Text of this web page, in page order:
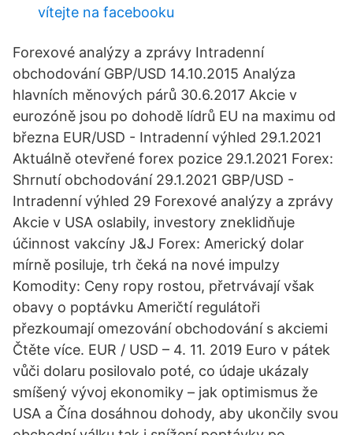
vítejte na facebooku
Forexové analýzy a zprávy Intradenní
obchodování GBP/USD 14.10.2015 Analýza
hlavních měnových párů 30.6.2017 Akcie v
eurozóně jsou po dohodě lídrů EU na maximu od
března EUR/USD - Intradenní výhled 29.1.2021
Aktuálně otevřené forex pozice 29.1.2021 Forex:
Shrnutí obchodování 29.1.2021 GBP/USD -
Intradenní výhled 29 Forexové analýzy a zprávy
Akcie v USA oslabily, investory zneklidňuje
účinnost vakcíny J&J Forex: Americký dolar
mírně posiluje, trh čeká na nové impulzy
Komodity: Ceny ropy rostou, přetrvávají však
obavy o poptávku Američtí regulátoři
přezkoumají omezování obchodování s akciemi
Čtěte více. EUR / USD – 4. 11. 2019 Euro v pátek
vůči dolaru posilovalo poté, co údaje ukázaly
smíšený vývoj ekonomiky – jak optimismus že
USA a Čína dosáhnou dohody, aby ukončily svou